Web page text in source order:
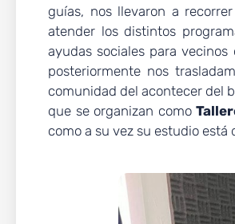
guías, nos llevaron a
atender los distintos
ayudas sociales para
posteriormente nos
comunidad del acontecer del
que se organizan como
como a su vez su estudio